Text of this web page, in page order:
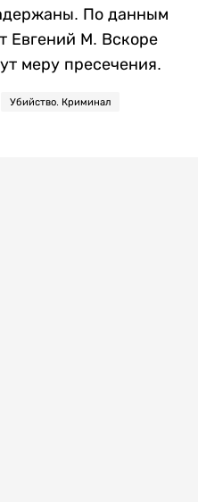
По данным
Евгений М. Вскоре
меру пресечения.
Убийство. Криминал